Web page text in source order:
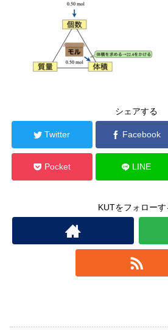
シェアする
Twitter Facebook
Pocket LINE
KUTをフォローす